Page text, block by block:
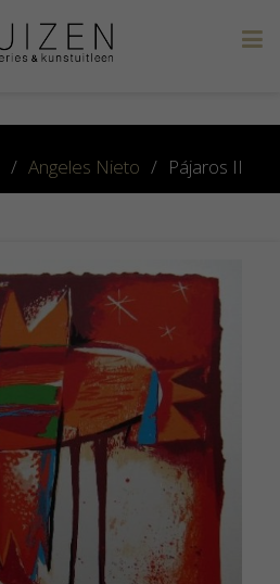
/ Angeles Nieto / Pájaros II